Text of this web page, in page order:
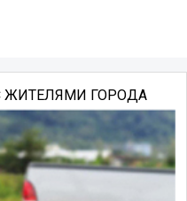
ЖИТЕЛЯМИ ГОРОДА